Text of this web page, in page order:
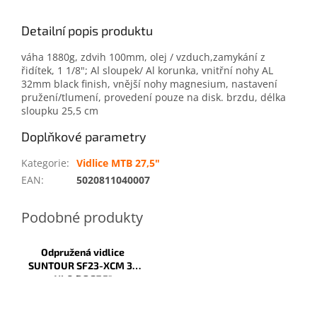
Detailní popis produktu
váha 1880g, zdvih 100mm, olej / vzduch,zamykání z
řidítek, 1 1/8"; Al sloupek/ Al korunka, vnitřní nohy AL
32mm black finish, vnější nohy magnesium, nastavení
pružení/tlumení, provedení pouze na disk. brzdu, délka
sloupku 25,5 cm
Doplňkové parametry
Kategorie: Vidlice MTB 27,5"
EAN: 5020811040007
Odpružená vidlice
SUNTOUR SF23-XCM 32
NLO DS 27,5"